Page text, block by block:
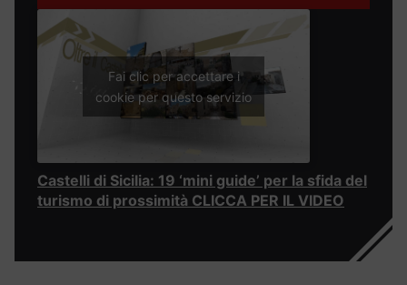
Fai clic per accettare i
cookie per questo servizio
Castelli di Sicilia: 19 ‘mini guide’ per la sfida del
turismo di prossimità CLICCA PER IL VIDEO